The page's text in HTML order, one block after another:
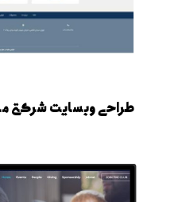
طراحی وبسایت شرکتی